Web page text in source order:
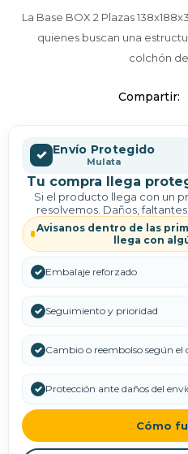
La Base BOX 2 Plazas
quienes buscan una
colchón de
✓ Envío Protegido
Mulata
Tu compra llega
Si el producto llega con un
resolvemos. Daños,
Avisanos dentro de las
llega con
✓ Embalaje reforzado
✓ Seguimiento y prioridad
✓ Cambio o reembolso según el
✓ Protección ante daños del
Cómo